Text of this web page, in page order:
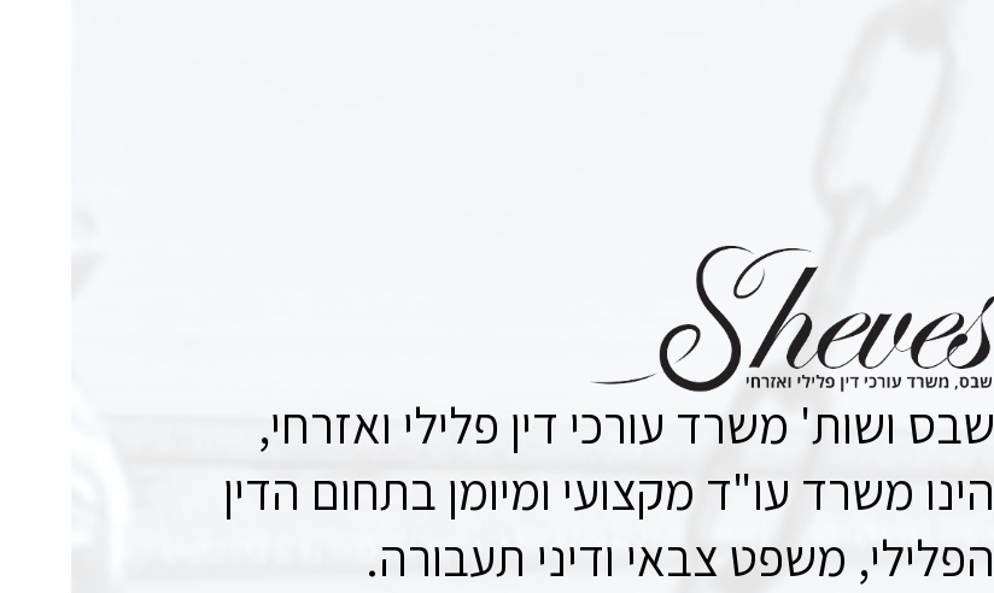
שבס ושות' משרד עורכי דין פלילי ואזרחי,
הינו משרד עו"ד מקצועי ומיומן בתחום הדין
הפלילי, משפט צבאי ודיני תעבורה.